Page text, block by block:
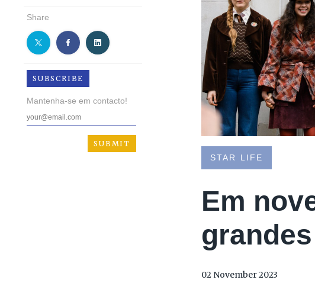
Share
SUBSCRIBE
Mantenha-se em contacto!
STAR LIFE
Em
02 November 2023